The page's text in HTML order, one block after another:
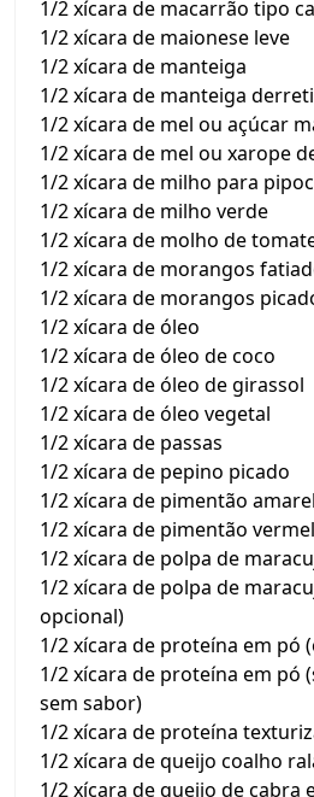
1/2 xícara de macarrão tipo
1/2 xícara de maionese leve
1/2 xícara de manteiga
1/2 xícara de manteiga
1/2 xícara de mel ou açúcar
1/2 xícara de mel ou xarope
1/2 xícara de milho para
1/2 xícara de milho verde
1/2 xícara de molho de
1/2 xícara de morangos
1/2 xícara de morangos
1/2 xícara de óleo
1/2 xícara de óleo de coco
1/2 xícara de óleo de girassol
1/2 xícara de óleo vegetal
1/2 xícara de passas
1/2 xícara de pepino picado
1/2 xícara de pimentão
1/2 xícara de pimentão
1/2 xícara de polpa de
1/2 xícara de polpa de
opcional)
1/2 xícara de proteína em pó
1/2 xícara de proteína em pó
sem sabor)
1/2 xícara de proteína
1/2 xícara de queijo coalho
1/2 xícara de queijo de cabra